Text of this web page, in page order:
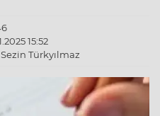
15:52
Türkyılmaz